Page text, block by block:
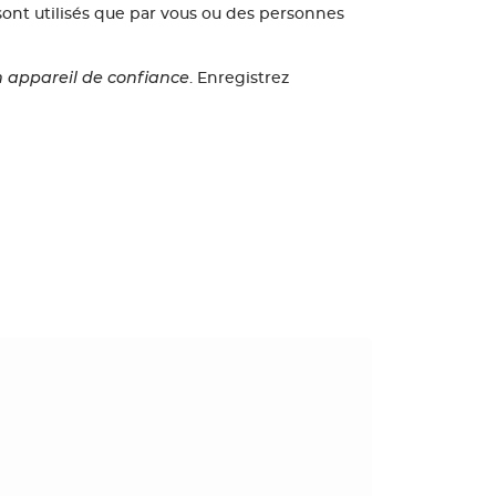
utilisés que par vous ou des personnes
appareil de confiance. Enregistrez